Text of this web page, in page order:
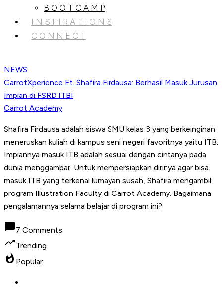
B O O T C A M P
I N S P I R A T I O N S
C O N N E C T
NEWS
CarrotXperience Ft. Shafira Firdausa: Berhasil Masuk Jurusan
Impian di FSRD ITB!
Carrot Academy
Shafira Firdausa adalah siswa SMU kelas 3 yang berkeinginan
meneruskan kuliah di kampus seni negeri favoritnya yaitu ITB.
Impiannya masuk ITB adalah sesuai dengan cintanya pada
dunia menggambar. Untuk mempersiapkan dirinya agar bisa
masuk ITB yang terkenal lumayan susah, Shafira mengambil
program Illustration Faculty di Carrot Academy. Bagaimana
pengalamannya selama belajar di program ini?
chat_bubble7 Comments
trending_upTrending
whatshot Popular